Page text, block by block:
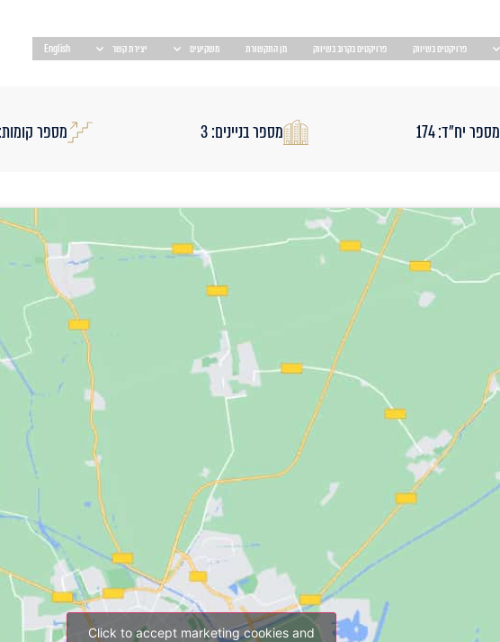
פרויקטים בשיווק פרויקטים בקרוב בשיווק מן התקשורת משקיעים יצירת קשר English
מספר יח״ד: 174 מספר בניינים: 3 מספר קומות:
Click to accept marketing cookies and